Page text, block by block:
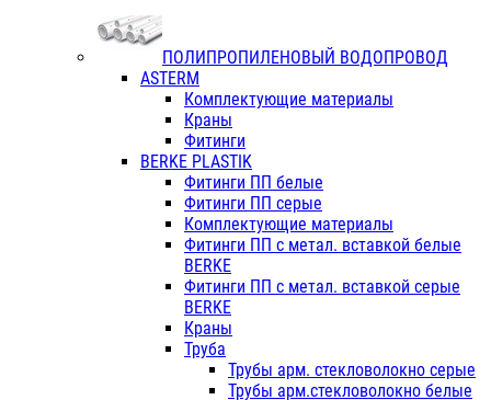
ПОЛИПРОПИЛЕНОВЫЙ ВОДОПРОВОД
ASTERM
Комплектующие материалы
Краны
Фитинги
BERKE PLASTIK
Фитинги ПП белые
Фитинги ПП серые
Комплектующие материалы
Фитинги ПП с метал. вставкой белые
BERKE
Фитинги ПП с метал. вставкой серые
BERKE
Краны
Труба
Трубы арм. стекловолокно серые
Трубы арм.стекловолокно белые